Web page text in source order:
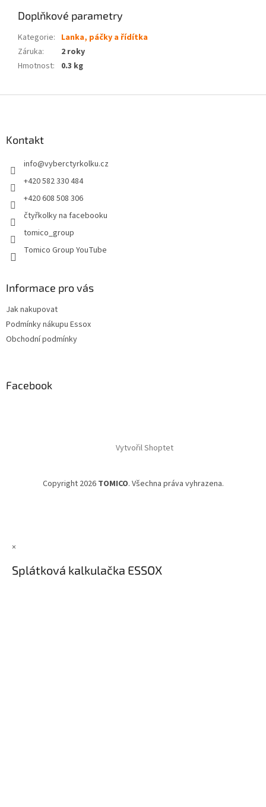
Doplňkové parametry
Kategorie: Lanka, páčky a řídítka
Záruka:
2 roky
Hmotnost: 0.3 kg
Kontakt
info@vyberctyrkolku.cz
+420 582 330 484
+420 608 508 306
čtyřkolky na facebooku
tomico_group
Tomico Group YouTube
Informace pro vás
Jak nakupovat
Podmínky nákupu Essox
Obchodní podmínky
Facebook
Vytvořil Shoptet
Copyright 2026 TOMICO. Všechna práva vyhrazena.
×
Splátková kalkulačka ESSOX